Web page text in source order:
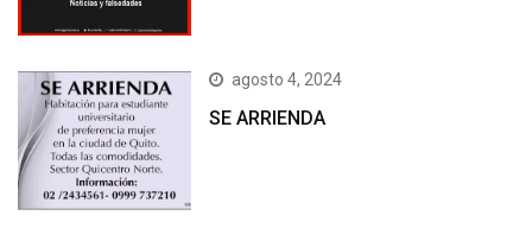
agosto 4, 2024
SE ARRIENDA